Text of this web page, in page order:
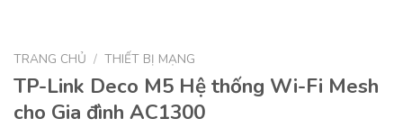
TRANG CHỦ / THIẾT BỊ MẠNG
TP-Link Deco M5 Hệ thống Wi-Fi Mesh
cho Gia đình AC1300